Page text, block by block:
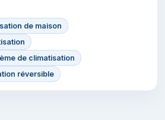
de maison
de climatisation
réversible